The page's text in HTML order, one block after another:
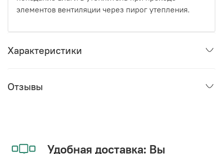
элементов вентиляции через пирог утепления.
Характеристики
Отзывы
Удобная доставка: Вы